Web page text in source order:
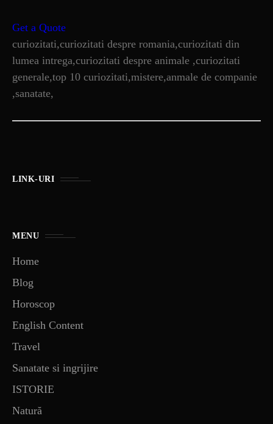
Get a Quote
curiozitati,curiozitati despre romania,curiozitati din
lumea intrega,curiozitati despre animale ,curiozitati
generale,top 10 curiozitati,mistere,anmale de companie
,sanatate,
LINK-URI
MENU
Home
Blog
Horoscop
English Content
Travel
Sanatate si ingrijire
ISTORIE
Natură